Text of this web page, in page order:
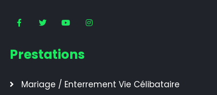
Prestations
Mariage / Enterrement Vie Célibataire